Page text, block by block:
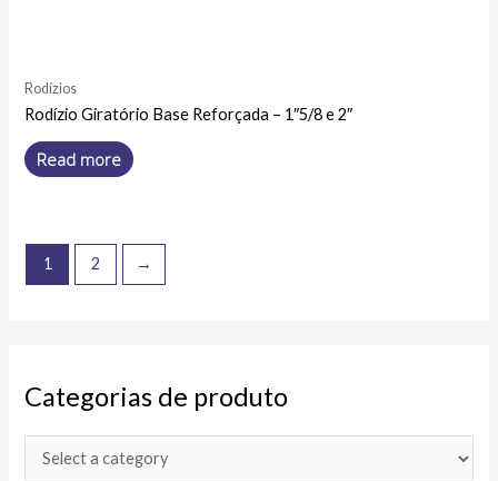
Rodízios
Rodízio Giratório Base Reforçada – 1″5/8 e 2″
Read more
1 2 →
Categorias de produto